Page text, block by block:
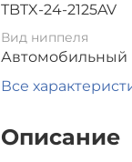
TBTX-24-2125AV
Вид ниппеля
Автомобильный
Все
Описание